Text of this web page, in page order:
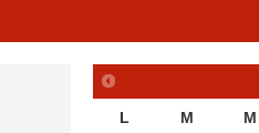
L M M